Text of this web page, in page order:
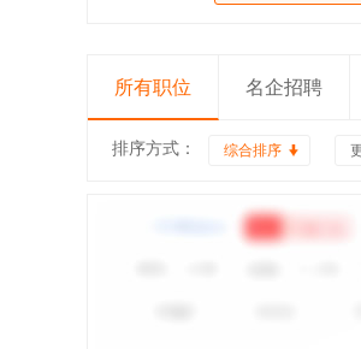
所有职位 名企招聘
排序方式： 综合排序